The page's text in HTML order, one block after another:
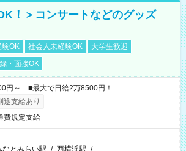
！＞コンサートなどのグッズ
験OK 社会人未経験OK
大学生歓迎
・面接OK
円～ ■最大で日給2万8500円！
途支給あり
費規定支給
なとみらい駅 / 西横浜駅 / …